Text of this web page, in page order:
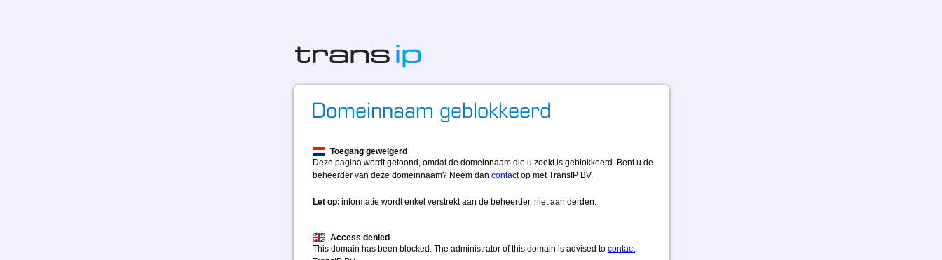
Toegang geweigerd
Deze pagina wordt getoond, omdat de domeinnaam die u zoekt is geblokkeerd. Bent u de
beheerder van deze domeinnaam? Neem dan contactop met TransIP BV.
Let op: informatie wordt enkel verstrekt aan de beheerder, niet aan derden.
Access denied
This domain has been blocked. The administrator of this domain is advised to contact